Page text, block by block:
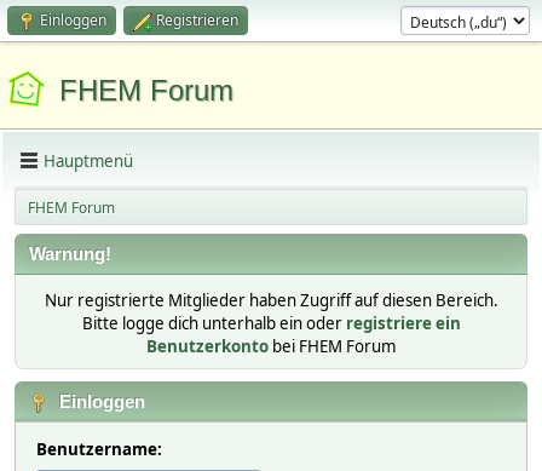
Einloggen Registrieren
FHEM Forum
Hauptmenü
FHEM Forum
Warnung!
Nur registrierte Mitglieder haben Zugriff auf diesen Bereich.
Bitte logge dich unterhalb ein oder registriere ein
Benutzerkonto bei FHEM Forum
Einloggen
Benutzername: